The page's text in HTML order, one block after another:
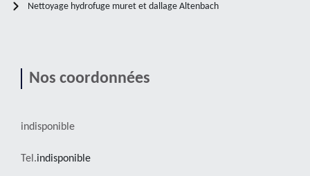
Nettoyage hydrofuge muret et dallage Altenbach
Nos coordonnées
indisponible
Tel.indisponible